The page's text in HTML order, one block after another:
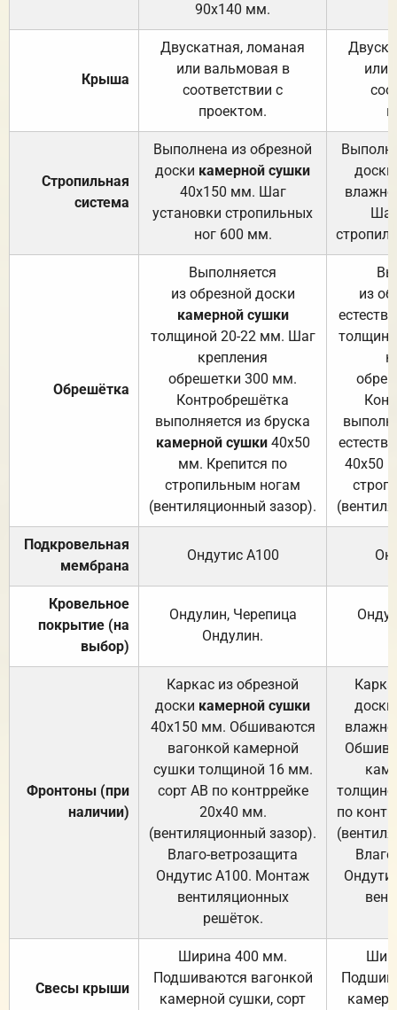
90х140 мм.
Крыша
Двускатная, ломаная
или вальмовая в
соответствии с
проектом.
или
Стропильная
система
Выполнена из обрезной
доски камерной сушки
40х150 мм. Шаг
установки стропильных
ног 600 мм.
доски
Обрешётка
Выполняется
из обрезной доски
камерной сушки
толщиной 20-22 мм. Шаг
крепления
обрешетки 300 мм.
Контробрешётка
выполняется из бруска
камерной сушки40х50
мм. Крепится по
стропильным ногам
(вентиляционный зазор).
из
40х50
Подкровельная
мембрана
Ондутис А100
Кровельное
покрытие (на
выбор)
Ондулин, Черепица
Ондулин.
Фронтоны (при
наличии)
Каркас из обрезной
доски камерной сушки
40х150 мм. Обшиваются
вагонкой камерной
сушки толщиной 16 мм.
сорт АВ по контррейке
20х40 мм.
(вентиляционный зазор).
Влаго-ветрозащита
Ондутис А100. Монтаж
вентиляционных
решёток.
доски
по
Свесы крыши
Ширина 400 мм.
Подшиваются вагонкой
камерной сушки, сорт